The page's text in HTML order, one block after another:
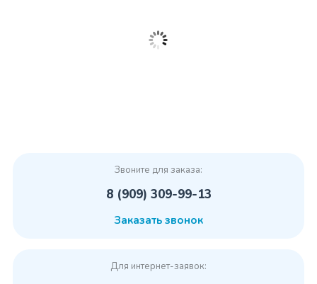
Звоните для заказа:
8 (909) 309-99-13
Заказать звонок
Для интернет-заявок: